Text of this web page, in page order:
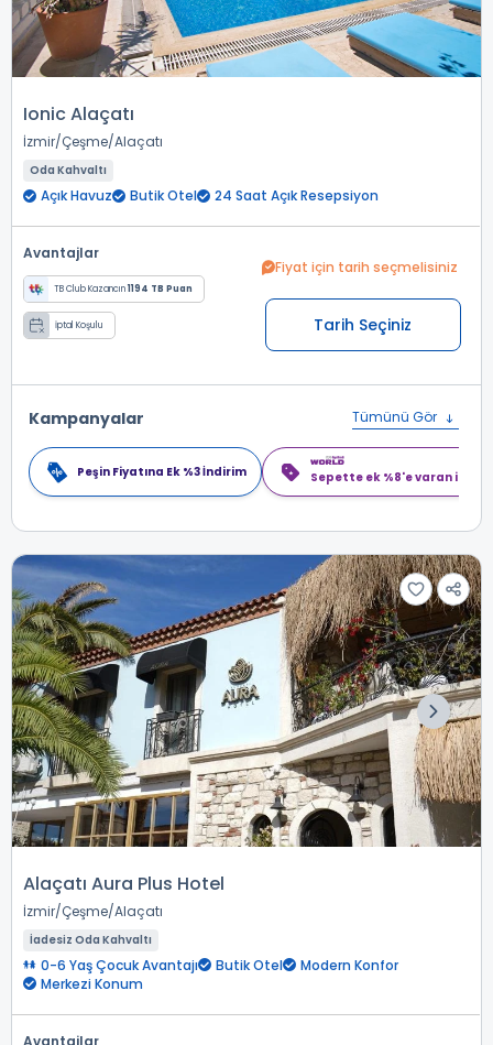
Ionic Alaçatı
İzmir Çeşme Alaçatı
Oda Kahvaltı
Açık Havuz Butik Otel 24 Saat Açık Resepsiyon
Avantajlar
TB Club Kazancın1194 TB Puan
İptal Koşulu
Fiyat için tarih seçmelisiniz
Tarih Seçiniz
Kampanyalar Tümünü Gör
Peşin Fiyatına Ek %3 İndirim Sepette ek %8'e varan
Alaçatı Aura Plus Hotel
İzmir Çeşme Alaçatı
İadesiz Oda Kahvaltı
0-6 Yaş Çocuk Avantajı Butik Otel
Modern Konfor
Merkezi Konum
Avantajlar